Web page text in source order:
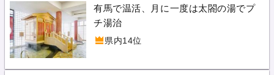
有馬で温活、月に一度は太閤の湯でプ
チ湯治
県内14位